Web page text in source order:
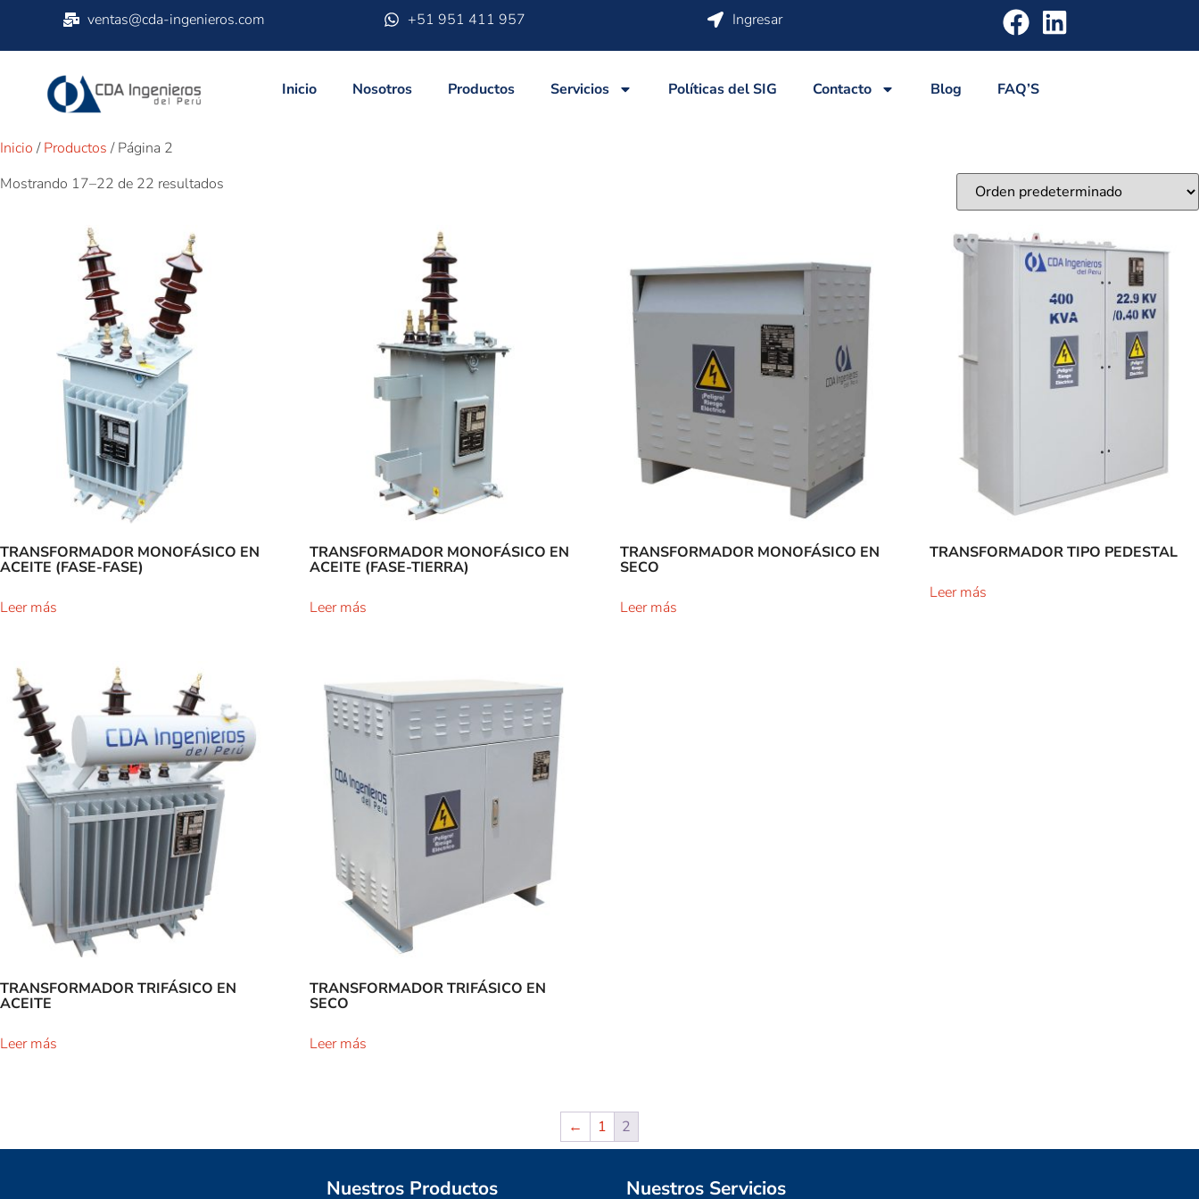
ventas@cda-ingenieros.com +51 951 411 957 Ingresar
Inicio Nosotros Productos Servicios Políticas del SIG Contacto Blog FAQ’S
Inicio/Productos/ Página 2
Mostrando 17–22 de 22 resultados
TRANSFORMADOR MONOFÁSICO EN
ACEITE (FASE-FASE)
Leer más
TRANSFORMADOR MONOFÁSICO EN
ACEITE (FASE-TIERRA)
Leer más
TRANSFORMADOR MONOFÁSICO EN
SECO
Leer más
TRANSFORMADOR TIPO PEDESTAL
Leer más
TRANSFORMADOR TRIFÁSICO EN
ACEITE
Leer más
TRANSFORMADOR TRIFÁSICO EN
SECO
Leer más
← 1 2
Nuestros Productos Nuestros Servicios